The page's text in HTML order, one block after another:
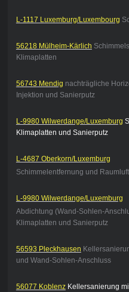
L-1117 Luxemburg/Luxembourg
56218 Mülheim-Kärlich
Klimaplatten
56743 Mendig nachträgliche
Injektion und Sanierputz
L-9980 Wilwerdange/Luxemburg
Klimaplatten und Sanierputz
L-4687 Oberkorn/Luxemburg
Schimmelentfernung und
L-9980 Wilwerdange/Luxemburg
Abdichtung (Wand-Sohlen-
Klimaplatten und Sanierputz
56593 Pleckhausen
und Wand-Sohlen-Anschluss
56077 Koblenz Kellersanierung